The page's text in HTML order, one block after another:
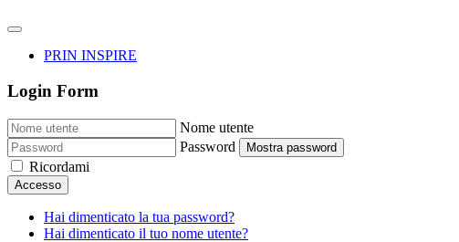
PRIN INSPIRE
Login Form
Nome utente
Password
Mostra password
Ricordami
Accesso
Hai dimenticato la tua password?
Hai dimenticato il tuo nome utente?